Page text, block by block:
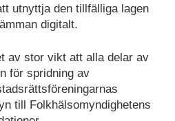
utnyttja den tillfälliga lagen
digitalt.
av stor vikt att alla delar av
för spridning av
till Folkhälsomyndighetens